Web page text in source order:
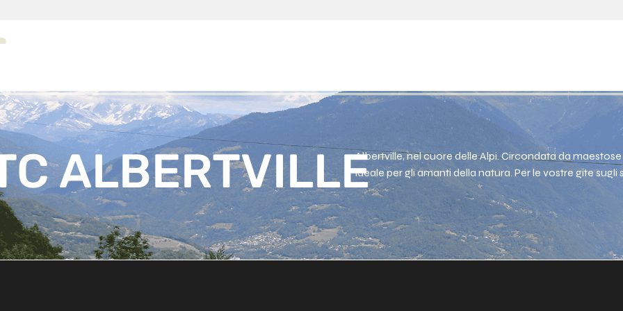
ALBERTVILLEAlbertville, nel cuore delle Alpi. Circondata da
ideale per gli amanti della natura. Per le vostre gite
montagna, vi offro un servizio VTC. Rilassatevi e
tranquillità.